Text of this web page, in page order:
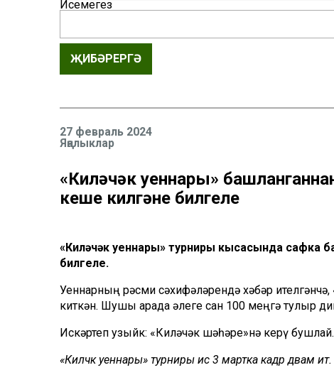
Исемегез
ҖИБӘРЕРГӘ
27 февраль 2024
Яңалыклар
«Киләчәк уеннары»
кеше килгәне билгеле
«Киләчәк уеннары» турниры кысасында сафка
билгеле.
Уеннарның рәсми сәхифәләрендә хәбәр
киткән. Шушы арада әлеге сан 100 меңгә тулыр
Искәртеп узыйк: «Киләчәк шәһәре»нә керү бушлай.
«Киләчәк уеннары» турниры исә 3 мартка кадәр дәвам итә.